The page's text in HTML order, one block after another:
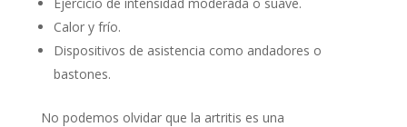
Calor y frío.
Dispositivos de asistencia como andadores o
bastones.
No podemos olvidar que la artritis es una